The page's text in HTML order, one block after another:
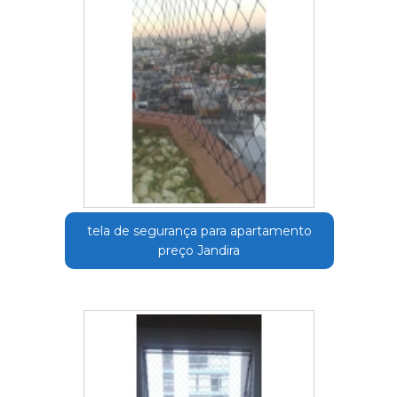
tela de segurança para apartamento
preço Jandira